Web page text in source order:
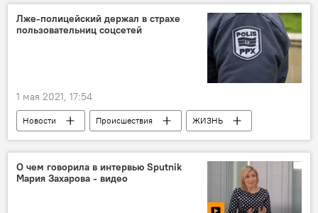
Лже-полицейский держал в страхе
пользовательниц соцсетей
1 мая 2021, 17:54
Новости Происшествия
ЖИЗНЬ
мошенничество
соцсети
О чем говорила в интервью Sputnik
Мария Захарова - видео